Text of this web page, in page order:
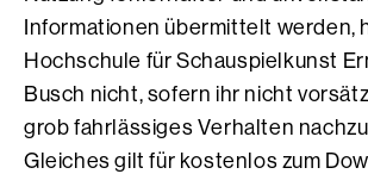
Informationen übermittelt werden,
Hochschule für Schauspielkunst
Busch nicht, sofern ihr nicht
grob fahrlässiges Verhalten
Gleiches gilt für kostenlos zum